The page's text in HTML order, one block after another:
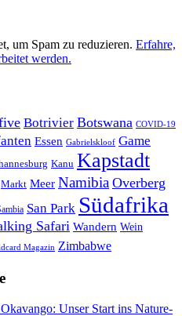
um Spam zu reduzieren. Erfahre,
werden.
Botrivier Botswana COVID-19
Essen Gabrielskloof Game
Kanu Kapstadt
Markt Meer Namibia Overberg
San Park Südafrika
Safari Wandern Wein
Magazin Zimbabwe
Unser Start ins Nature-